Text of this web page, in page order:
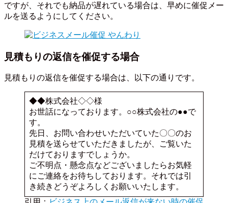
ですが、それでも納品が遅れている場合は、早めに催促メー
ルを送るようにしてください。
見積もりの返信を催促する場合
見積もりの返信を催促する場合は、以下の通りです。
◆◆株式会社◇◇様
お世話になっております。○○株式会社の●●で
す。
先日、お問い合わせいただいていた〇〇のお
見積を送らせていただきましたが、ご覧いた
だけておりますでしょうか。
ご不明点・懸念点などございましたらお気軽
にご連絡をお待ちしております。それでは引
き続きどうぞよろしくお願いいたします。